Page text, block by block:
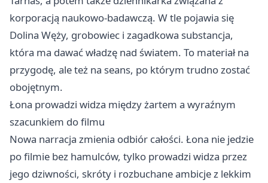
korporacją naukowo-badawczą. W tle pojawia się
Dolina Węży, grobowiec i zagadkowa substancja,
która ma dawać władzę nad światem. To materiał na
przygodę, ale też na seans, po którym trudno zostać
obojętnym.
Łona prowadzi widza między żartem a wyraźnym
szacunkiem do filmu
Nowa narracja zmienia odbiór całości. Łona nie jedzie
po filmie bez hamulców, tylko prowadzi widza przez
jego dziwności, skróty i rozbuchane ambicje z lekkim